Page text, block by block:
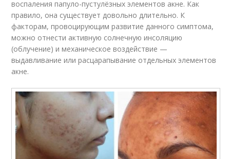
воспаления папуло-пустулёзных элементов акне. Как
правило, она существует довольно длительно. К
факторам, провоцирующим развитие данного симптома,
можно отнести активную солнечную инсоляцию
(облучение) и механическое воздействие —
выдавливание или расцарапывание отдельных элементов
акне.